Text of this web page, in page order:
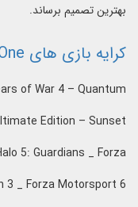
بهترین تصمیم برساند.
کرایه بازی های Xbox One در تهران
of War 4 – Quantum
Edition – Sunset
5: Guardians _ Forza
3 _ Forza Motorsport 6